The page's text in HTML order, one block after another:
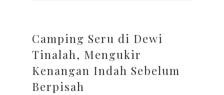
Camping Seru di Dewi
Tinalah, Mengukir
Kenangan Indah Sebelum
Berpisah